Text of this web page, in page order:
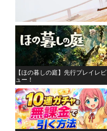
【ほの暮しの庭】先行プレイレビ
ュー！